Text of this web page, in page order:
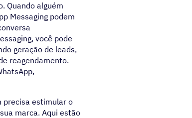
Quando alguém
Messaging podem
você pode
geração de leads,
reagendamento.
precisa estimular o
marca. Aqui estão